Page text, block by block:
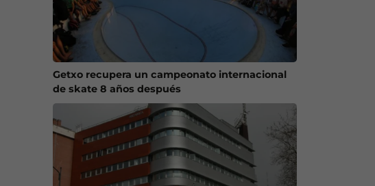
Getxo recupera un campeonato internacional
de skate 8 años después